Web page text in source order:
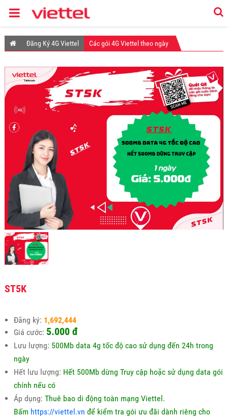
Đăng Ký 4G Viettel Các gói 4G Viettel theo ngày
ST5K
Đăng ký: 1,692,444
Giá cước: 5.000 đ
Lưu lượng: 500Mb data 4g tốc độ cao sử dụng đến 24h trong
ngày
Hết lưu lượng: Hết 500Mb dừng Truy cập hoặc sử dụng data gói
chính nếu có
Áp dụng: Thuê bao di động toàn mạng Viettel.
Bấm https://viettel.vn để kiểm tra gói ưu đãi dành riêng cho